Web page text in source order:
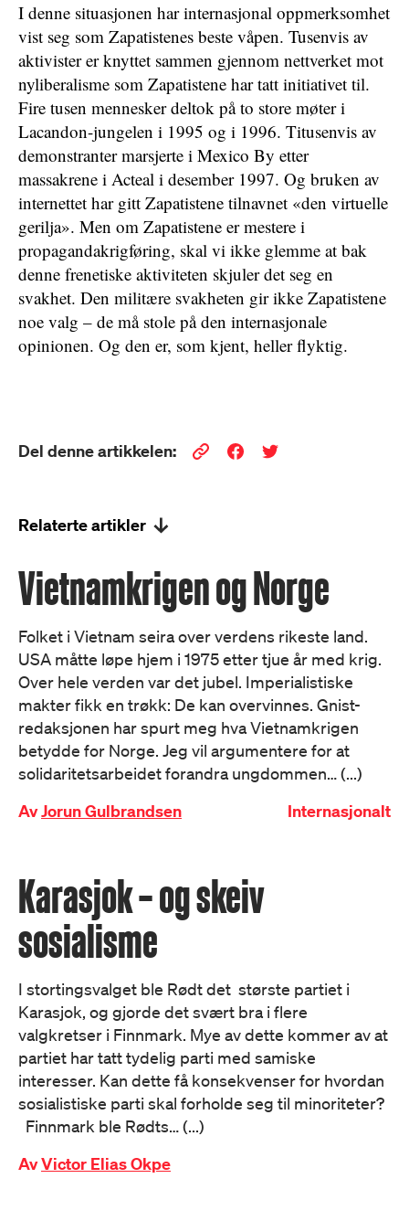
I denne situasjonen har internasjonal oppmerksomhet
vist seg som Zapatistenes beste våpen. Tusenvis av
aktivister er knyttet sammen gjennom nettverket mot
nyliberalisme som Zapatistene har tatt initiativet til.
Fire tusen mennesker deltok på to store møter i
Lacandon-jungelen i 1995 og i 1996. Titusenvis av
demonstranter marsjerte i Mexico By etter
massakrene i Acteal i desember 1997. Og bruken av
internettet har gitt Zapatistene tilnavnet «den virtuelle
gerilja». Men om Zapatistene er mestere i
propagandakrigføring, skal vi ikke glemme at bak
denne frenetiske aktiviteten skjuler det seg en
svakhet. Den militære svakheten gir ikke Zapatistene
noe valg – de må stole på den internasjonale
opinionen. Og den er, som kjent, heller flyktig.
Del denne artikkelen:
Relaterte artikler
Vietnamkrigen og Norge
Folket i Vietnam seira over verdens rikeste land.
USA måtte løpe hjem i 1975 etter tjue år med krig.
Over hele verden var det jubel. Imperialistiske
makter fikk en trøkk: De kan overvinnes. Gnist-
redaksjonen har spurt meg hva Vietnamkrigen
betydde for Norge. Jeg vil argumentere for at
solidaritetsarbeidet forandra ungdommen… (...)
AvJorun Gulbrandsen Internasjonalt
Karasjok – og skeiv
sosialisme
I stortingsvalget ble Rødt det største partiet i
Karasjok, og gjorde det svært bra i flere
valgkretser i Finnmark. Mye av dette kommer av at
partiet har tatt tydelig parti med samiske
interesser. Kan dette få konsekvenser for hvordan
sosialistiske parti skal forholde seg til minoriteter?
Finnmark ble Rødts… (...)
AvVictor Elias Okpe